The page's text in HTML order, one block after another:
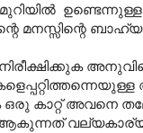
മനസ്സിന്റെ
കാറ്റ് അവനെ